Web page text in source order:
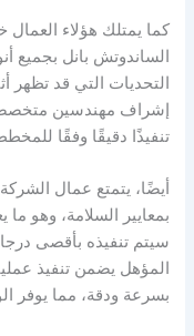
كما يمتلك هؤلاء
الساندوتش بانل بجميع
التحديات التي قد تظهر
إشراف مهندسين
تنفيذًا دقيقًا وفقًا
أيضًا، يتمتع عمال
بمعايير السلامة، وهو
سيتم تنفيذه بأقصى
المؤهل يضمن تنفيذ
بسرعة ودقة، مما يوفر